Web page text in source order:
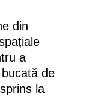
din
a
de
la